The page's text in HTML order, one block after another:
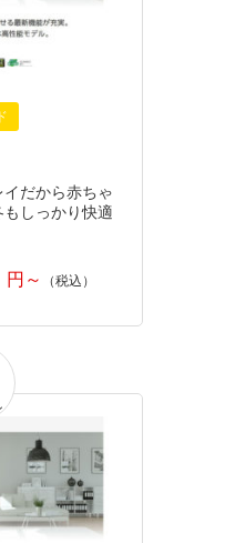
だから赤ちゃ
しっかり快適